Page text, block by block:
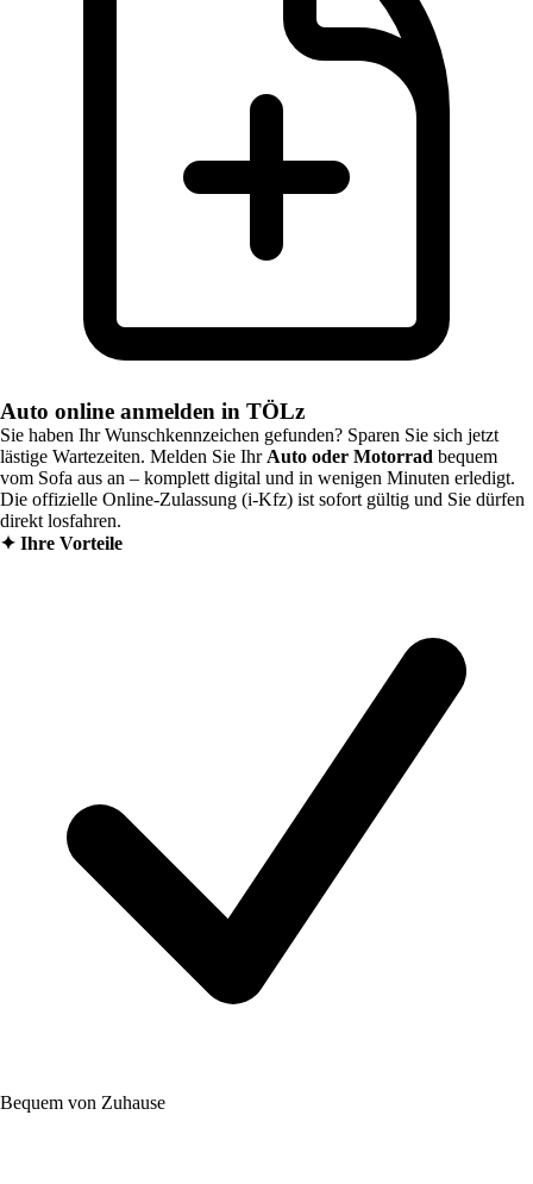
Auto online anmelden in TÖLz
Sie haben Ihr Wunschkennzeichen gefunden? Sparen Sie sich jetzt
lästige Wartezeiten. Melden Sie Ihr Auto oder Motorrad bequem
vom Sofa aus an – komplett digital und in wenigen Minuten erledigt.
Die offizielle Online-Zulassung (i-Kfz) ist sofort gültig und Sie dürfen
direkt losfahren.
✦ Ihre Vorteile
Bequem von Zuhause